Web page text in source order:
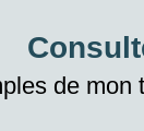
de